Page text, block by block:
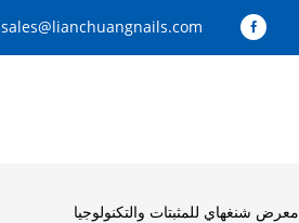
sales@lianchuangnails.com
معرض شنغهاي للمثبتات والتكنولوجيا